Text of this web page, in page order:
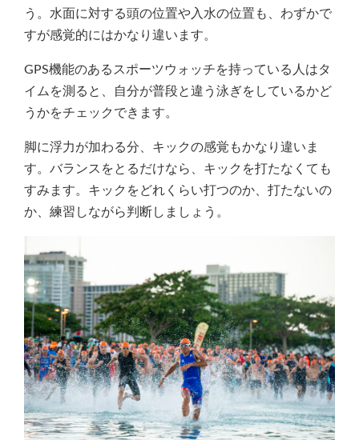
う。水面に対する頭の位置や入水の位置も、わずかで
すが感覚的にはかなり違います。
GPS機能のあるスポーツウォッチを持っている人はタ
イムを測ると、自分が普段と違う泳ぎをしているかど
うかをチェックできます。
脚に浮力が加わる分、キックの感覚もかなり違いま
す。バランスをとるだけなら、キックを打たなくても
すみます。キックをどれくらい打つのか、打たないの
か、練習しながら判断しましょう。